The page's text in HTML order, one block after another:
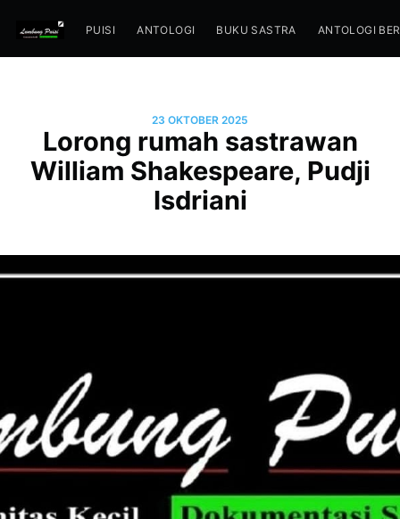
PUISI ANTOLOGI BUKU SASTRA ANTOLOGI
23 OKTOBER 2025
Lorong rumah sastrawan
William Shakespeare, Pudji
Isdriani